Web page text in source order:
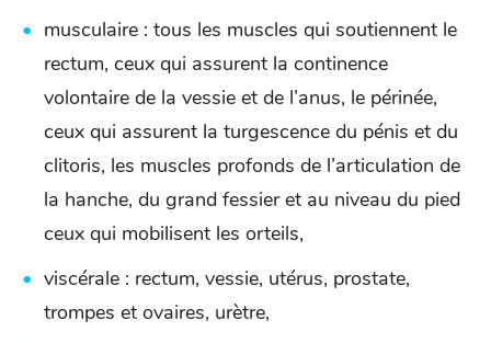
musculaire : tous les muscles qui soutiennent le
rectum, ceux qui assurent la continence
volontaire de la vessie et de l’anus, le périnée,
ceux qui assurent la turgescence du pénis et du
clitoris, les muscles profonds de l’articulation de
la hanche, du grand fessier et au niveau du pied
ceux qui mobilisent les orteils,
viscérale : rectum, vessie, utérus, prostate,
trompes et ovaires, urètre,